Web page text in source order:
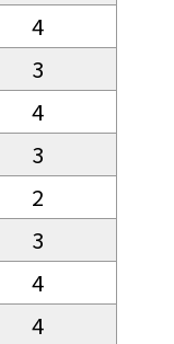
4
3
4
3
2
3
4
4